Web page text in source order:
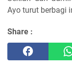
Ayo turut berbagi
Share :